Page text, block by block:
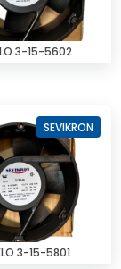
3-15-5602
SEVIKRON
3-15-5801